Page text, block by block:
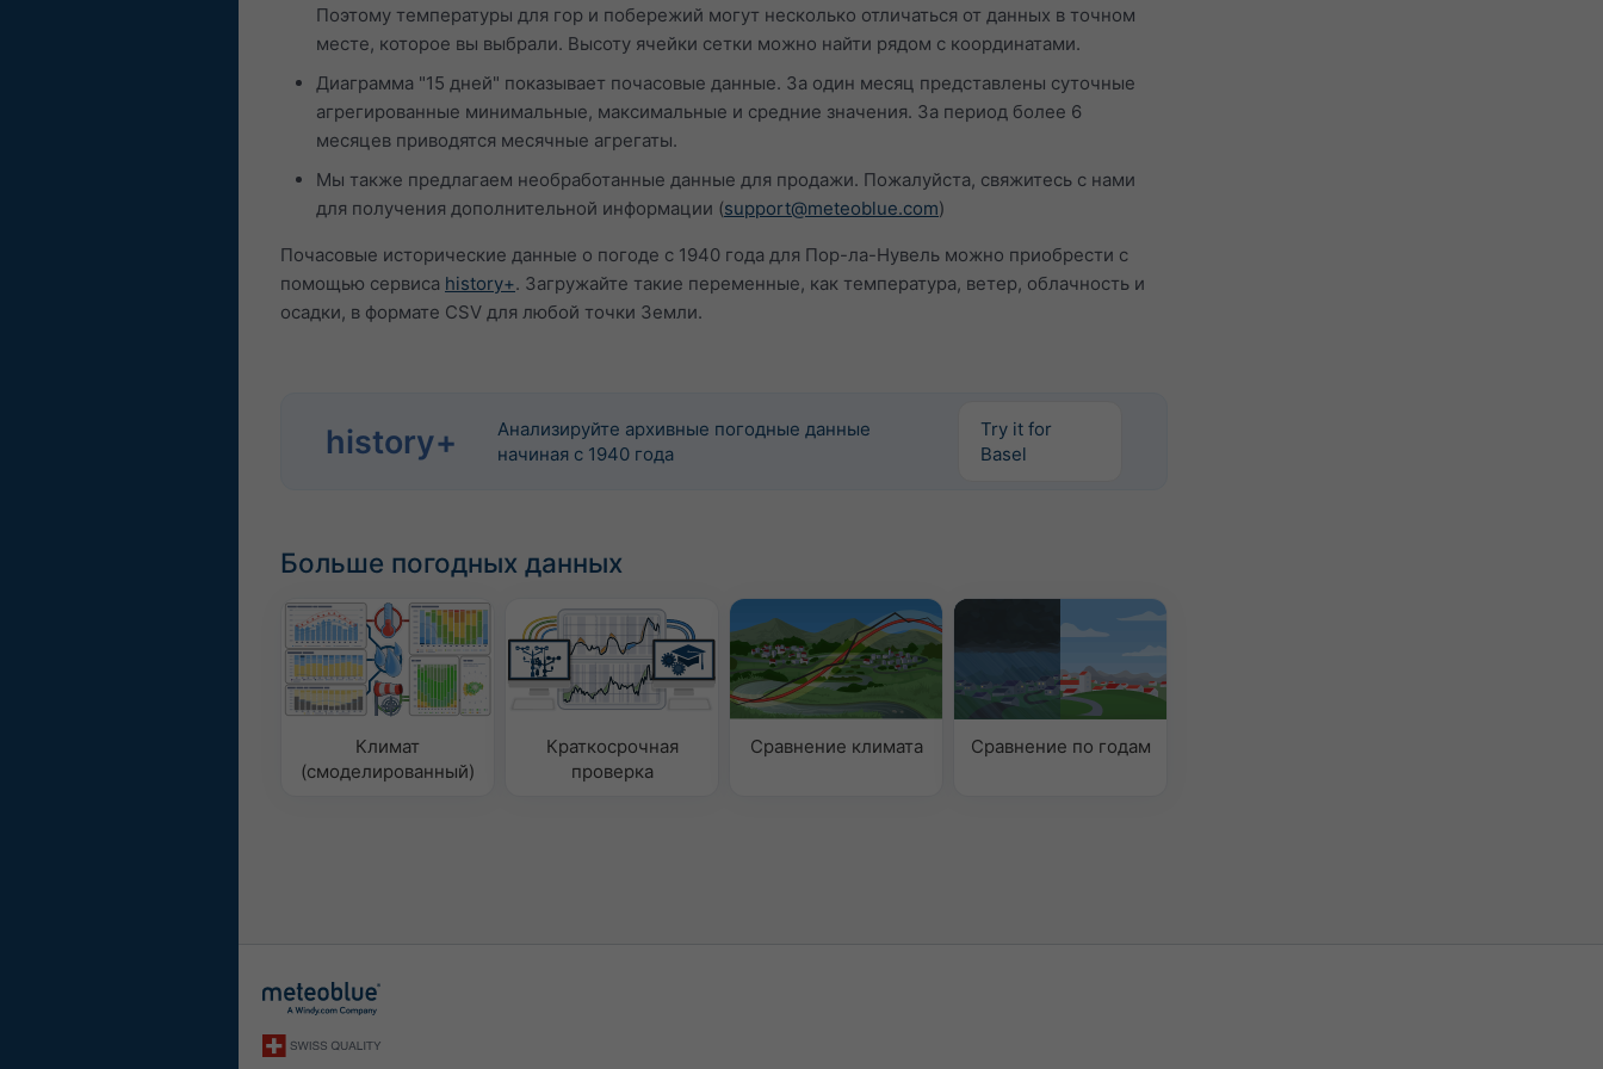
Поэтому температуры для гор и побережий могут несколько отличаться от данных в точном
месте, которое вы выбрали. Высоту ячейки сетки можно найти рядом с координатами.
Диаграмма "15 дней" показывает почасовые данные. За один месяц представлены суточные
агрегированные минимальные, максимальные и средние значения. За период более 6
месяцев приводятся месячные агрегаты.
Мы также предлагаем необработанные данные для продажи. Пожалуйста, свяжитесь с нами
для получения дополнительной информации (support@meteoblue.com)
Почасовые исторические данные о погоде с 1940 года для Пор-ла-Нувель можно приобрести с
помощью сервиса history+. Загружайте такие переменные, как температура, ветер, облачность и
осадки, в формате CSV для любой точки Земли.
history+
Анализируйте архивные погодные данные
начиная с 1940 года
Try it for
Basel
Больше погодных данных
Климат
(смоделированный)
Краткосрочная
проверка
Сравнение климата Сравнение по годам